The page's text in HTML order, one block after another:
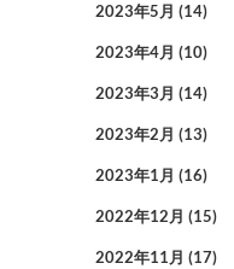
2023年5月 (14)
2023年4月 (10)
2023年3月 (14)
2023年2月 (13)
2023年1月 (16)
2022年12月 (15)
2022年11月 (17)